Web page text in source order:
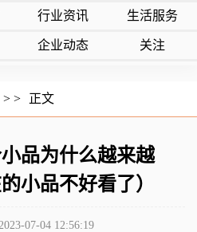
行业资讯 生活服务
企业动态 关注
> > 正文
品为什么越来越
小品不好看了）
07-04 12:56:19